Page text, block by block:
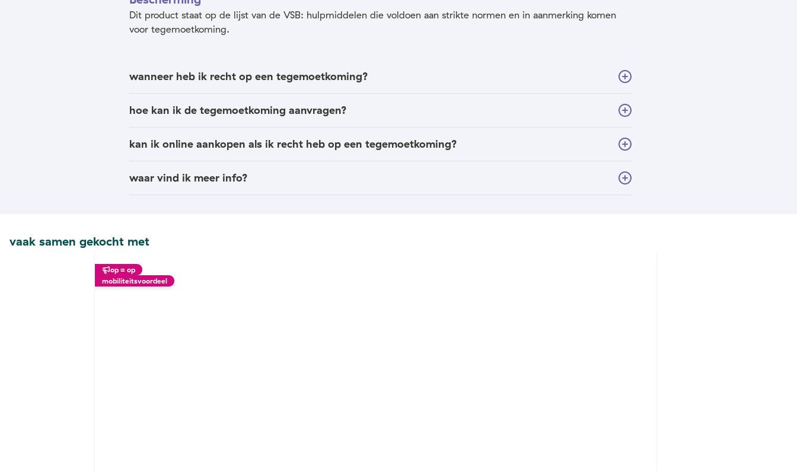
Dit product staat op de lijst van de VSB: hulpmiddelen die voldoen aan strikte normen en in aanmerking komen
voor tegemoetkoming.
wanneer heb ik recht op een tegemoetkoming?
hoe kan ik de tegemoetkoming aanvragen?
kan ik online aankopen als ik recht heb op een tegemoetkoming?
waar vind ik meer info?
vaak samen gekocht met
op = op
mobiliteitsvoordeel